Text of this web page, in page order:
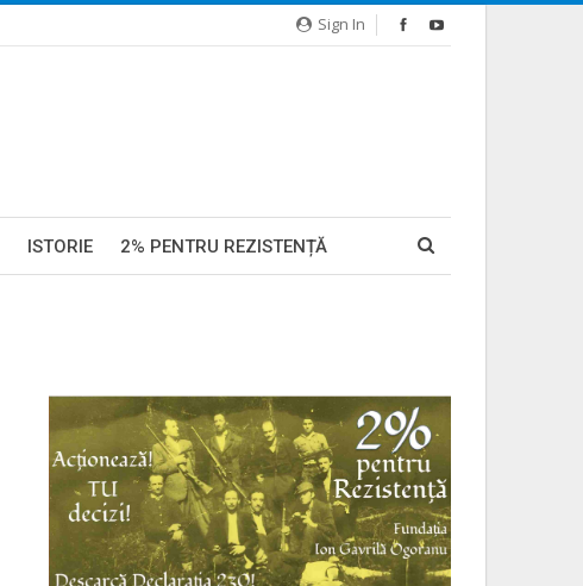
Sign In
ISTORIE 2% PENTRU REZISTENȚĂ